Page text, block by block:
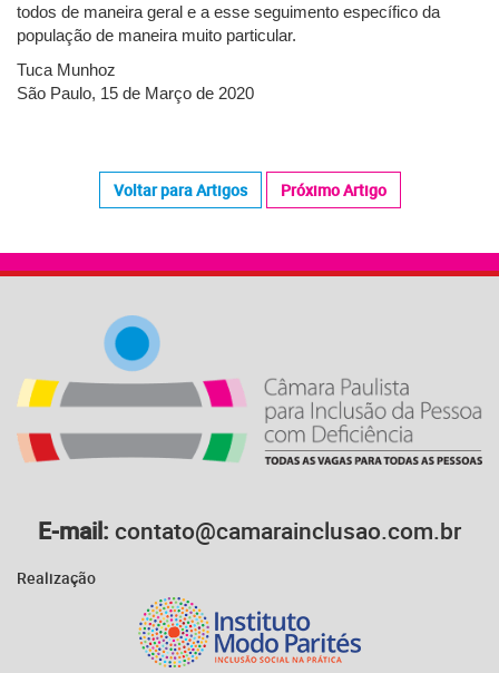
todos de maneira geral e a esse seguimento específico da
população de maneira muito particular.
Tuca Munhoz
São Paulo, 15 de Março de 2020
Voltar para Artigos Próximo Artigo
E-mail: contato@camarainclusao.com.br
Realização